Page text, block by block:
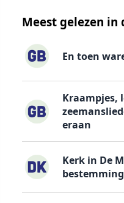
Meest gelezen in
En toen
Kraampjes,
eraan
Kerk in De
bestemming